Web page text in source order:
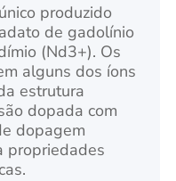
produzido
de gadolínio
(Nd3+). Os
alguns dos íons
estrutura
dopada com
dopagem
propriedades